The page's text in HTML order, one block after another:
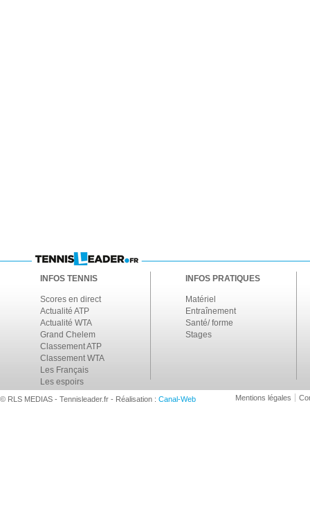
INFOS TENNIS
Scores en direct
Actualité ATP
Actualité WTA
Grand Chelem
Classement ATP
Classement WTA
Les Français
Les espoirs
INFOS PRATIQUES
Matériel
Entraînement
Santé/ forme
Stages
© RLS MEDIAS - Tennisleader.fr - Réalisation : Canal-Web Mentions légales